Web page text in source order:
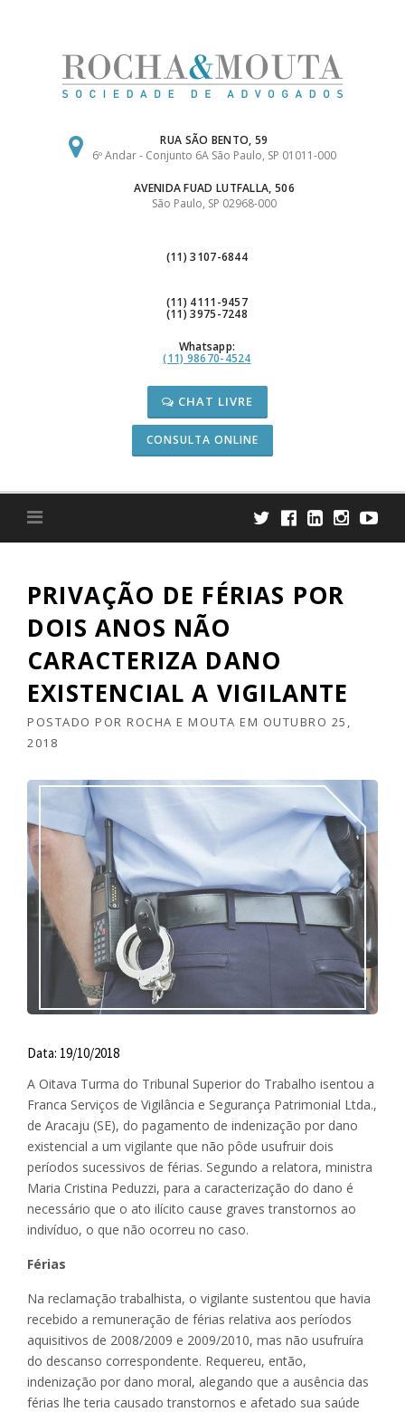
RUA SÃO BENTO, 59
6º Andar - Conjunto 6A São Paulo, SP 01011-000
AVENIDA FUAD LUTFALLA, 506
São Paulo, SP 02968-000
(11) 3107-6844
(11) 4111-9457
(11) 3975-7248
Whatsapp:
(11) 98670-4524
CHAT LIVRE
CONSULTA ONLINE
PRIVAÇÃO DE FÉRIAS POR
DOIS ANOS NÃO
CARACTERIZA DANO
EXISTENCIAL A VIGILANTE
POSTADO POR ROCHA E MOUTA EM OUTUBRO 25,
2018
Data: 19/10/2018
A Oitava Turma do Tribunal Superior do Trabalho isentou a
Franca Serviços de Vigilância e Segurança Patrimonial Ltda.,
de Aracaju (SE), do pagamento de indenização por dano
existencial a um vigilante que não pôde usufruir dois
períodos sucessivos de férias. Segundo a relatora, ministra
Maria Cristina Peduzzi, para a caracterização do dano é
necessário que o ato ilícito cause graves transtornos ao
indivíduo, o que não ocorreu no caso.
Férias
Na reclamação trabalhista, o vigilante sustentou que havia
recebido a remuneração de férias relativa aos períodos
aquisitivos de 2008/2009 e 2009/2010, mas não usufruíra
do descanso correspondente. Requereu, então,
indenização por dano moral, alegando que a ausência das
férias lhe teria causado transtornos e afetado sua saúde